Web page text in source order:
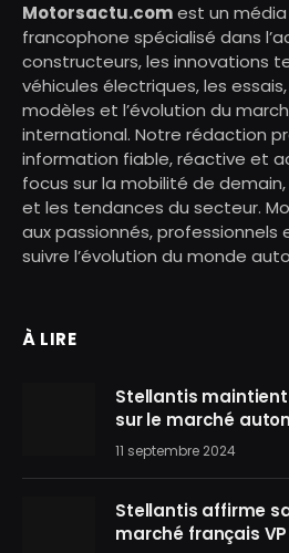
Motorsactu.comest un
francophone spécialisé dans
constructeurs, les innovations
véhicules électriques, les
modèles et l’évolution du
international. Notre rédaction
information fiable, réactive et
focus sur la mobilité de
et les tendances du secteur.
aux passionnés,
suivre l’évolution du monde
À LIRE
Stellantis
sur le marché
11 septembre 2024
Stellantis affirme
marché français